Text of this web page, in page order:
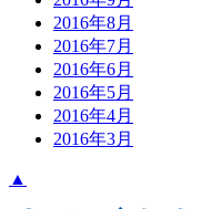
2016年8月
2016年7月
2016年6月
2016年5月
2016年4月
2016年3月
▲